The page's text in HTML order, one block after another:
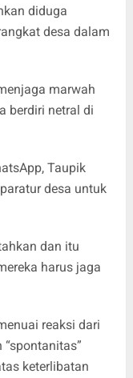
diduga
desa dalam
marwah
berdiri netral di
Taupik
desa untuk
dan itu
harus jaga
reaksi dari
keterlibatan